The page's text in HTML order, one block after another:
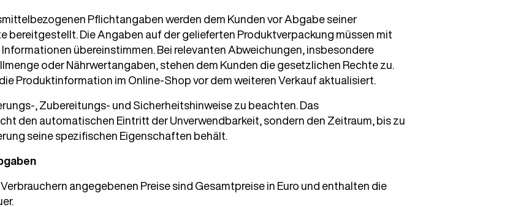
Pflichtangaben werden dem Kunden vor Abgabe seiner
bereitgestellt. Die Angaben auf der gelieferten Produktverpackung müssen mit
übereinstimmen. Bei relevanten Abweichungen, insbesondere
oder Nährwertangaben, stehen dem Kunden die gesetzlichen Rechte zu.
Produktinformation im Online-Shop vor dem weiteren Verkauf aktualisiert.
, Zubereitungs- und Sicherheitshinweise zu beachten. Das
den automatischen Eintritt der Unverwendbarkeit, sondern den Zeitraum, bis zu
seine spezifischen Eigenschaften behält.
angegebenen Preise sind Gesamtpreise in Euro und enthalten die